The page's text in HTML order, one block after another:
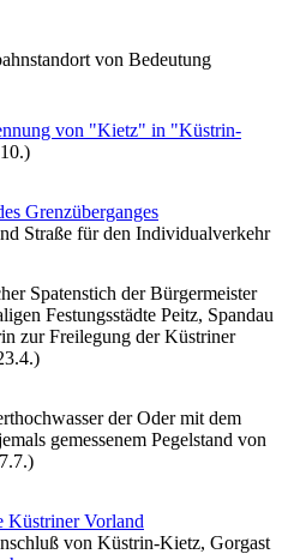
von Bedeutung
von "Kietz" in "Küstrin-
Grenzüberganges
Straße für den Individualverkehr
Spatenstich der Bürgermeister
Festungsstädte Peitz, Spandau
zur Freilegung der Küstriner
der Oder mit dem
gemessenem Pegelstand von
Küstriner Vorland
von Küstrin-Kietz, Gorgast